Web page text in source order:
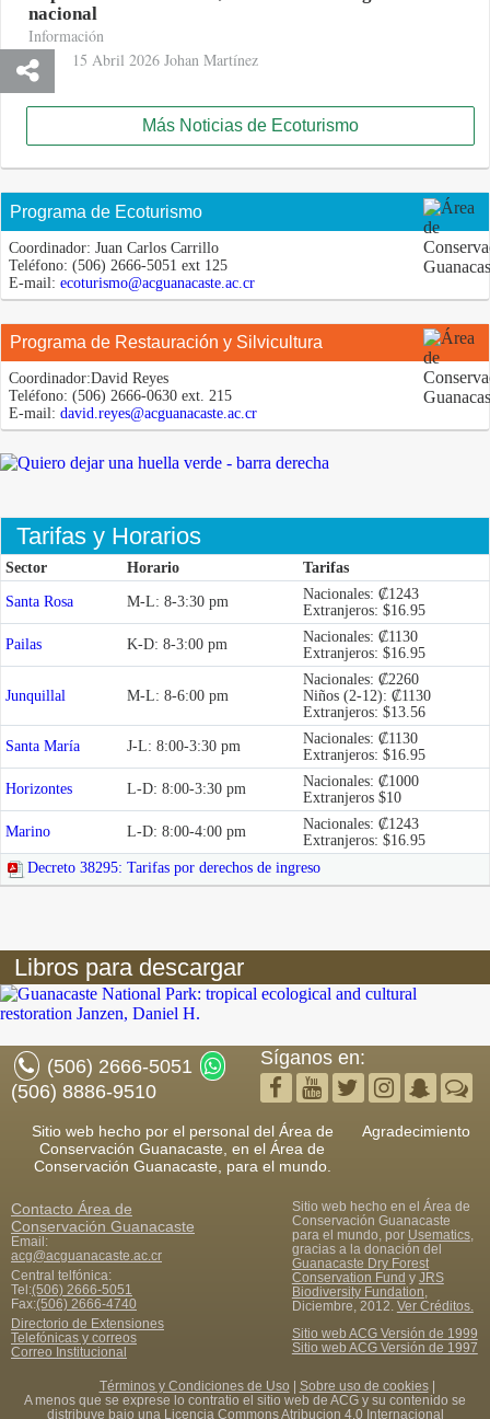
nacional
Información
15 Abril 2026 Johan Martínez
Más Noticias de Ecoturismo
Programa de Ecoturismo
Coordinador: Juan Carlos Carrillo
Teléfono: (506) 2666-5051 ext 125
E-mail: ecoturismo@acguanacaste.ac.cr
Programa de Restauración y Silvicultura
Coordinador:David Reyes
Teléfono: (506) 2666-0630 ext. 215
E-mail: david.reyes@acguanacaste.ac.cr
Tarifas y Horarios
Sector Horario Tarifas
Santa Rosa M-L: 8-3:30 pm
Nacionales: ₡1243
Extranjeros: $16.95
Pailas K-D: 8-3:00 pm
Nacionales: ₡1130
Extranjeros: $16.95
Junquillal M-L: 8-6:00 pm
Nacionales: ₡2260
Niños (2-12): ₡1130
Extranjeros: $13.56
Santa María J-L: 8:00-3:30 pm Nacionales: ₡1130
Extranjeros: $16.95
Horizontes L-D: 8:00-3:30 pm
Nacionales: ₡1000
Extranjeros $10
Marino L-D: 8:00-4:00 pm Nacionales: ₡1243
Extranjeros: $16.95
Decreto 38295: Tarifas por derechos de ingreso
Libros para descargar
(506) 2666-5051
(506) 8886-9510
Síganos en:
Sitio web hecho por el personal del Área de
Conservación Guanacaste, en el Área de
Conservación Guanacaste, para el mundo.
Agradecimiento
Contacto Área de
Conservación Guanacaste
Email:
acg@acguanacaste.ac.cr
Central telfónica:
Tel:(506) 2666-5051
Fax:(506) 2666-4740
Directorio de Extensiones
Telefónicas y correos
Correo Institucional
Sitio web hecho en el Área de
Conservación Guanacaste
para el mundo, por Usematics,
gracias a la donación del
Guanacaste Dry Forest
Conservation Fund y JRS
Biodiversity Fundation,
Diciembre, 2012. Ver Créditos.
Sitio web ACG Versión de 1999
Sitio web ACG Versión de 1997
Términos y Condiciones de Uso Sobre uso de cookies|
A menos que se exprese lo contratio el sitio web de ACG y su contenido se
distribuye bajo una Licencia Commons Atribucion 4.0 Internacional